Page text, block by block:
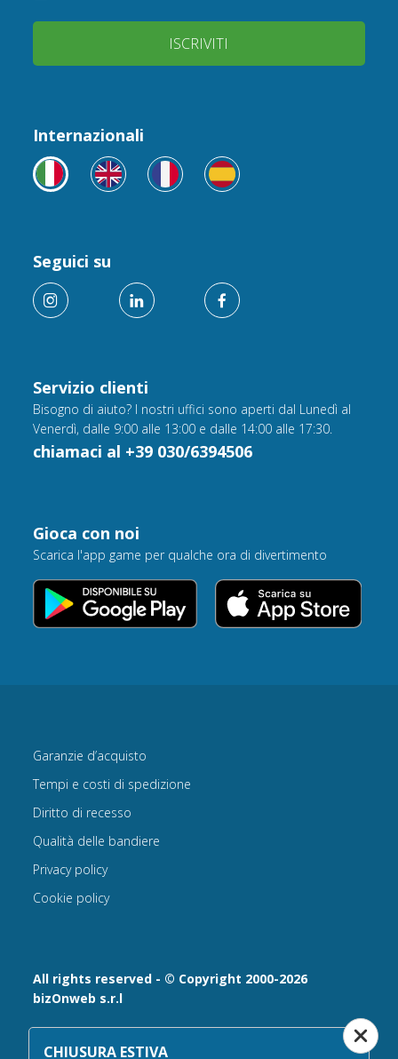
ISCRIVITI
Servizio clienti
Bisogno di aiuto? I nostri uffici sono aperti dal Lunedì al
Venerdì, dalle 9:00 alle 13:00 e dalle 14:00 alle 17:30.
chiamaci al +39 030/6394506
Internazionali
Seguici su
Gioca con noi
Scarica l'app game per qualche ora di divertimento
All rights reserved - © Copyright 2000-2026
bizOnweb s.r.l
Via Fratelli Bandiera 18, 25122 - Brescia, Italia
P.IVA 02232630984 - Iscrizione presso la Camera di
Garanzie d’acquisto
Tempi e costi di spedizione
Diritto di recesso
Qualità delle bandiere
Privacy policy
Cookie policy
CHIUSURA ESTIVA